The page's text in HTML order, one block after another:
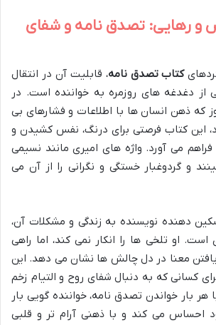
و رهایی: تصدق نامه و شفای
کتاب تصدق نامه، قابلیت آن در انتقال
دغدغه های روزمره به خواننده است. در
که ذهن انسان ها با اطلاعات و فشارهای بی
این کتاب فرصتی برای درنگ، نفس کشیدن و
می آورد. واژه های امیری مانند نسیمی
و گردوغبار خستگی و نگرانی را از آن می
دهنده نویسنده به زندگی و مشکلات آن،
او تلخی ها را انکار نمی کند، اما راهی
یافتن معنا در دل چالش ها نشان می دهد. این
کسانی که به دنبال شفای روح و التیام زخم
بار خواندن تصدق نامه، خواننده گویی بار
احساس می کند و با ذهنی آرام تر و قلبی